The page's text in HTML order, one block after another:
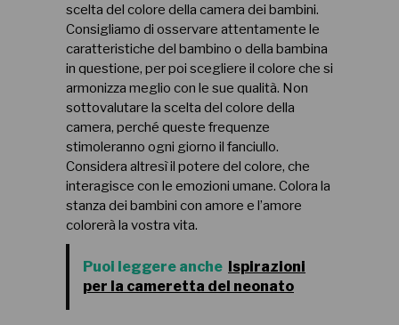
scelta del colore della camera dei bambini.
Consigliamo di osservare attentamente le
caratteristiche del bambino o della bambina
in questione, per poi scegliere il colore che si
armonizza meglio con le sue qualità. Non
sottovalutare la scelta del colore della
camera, perché queste frequenze
stimoleranno ogni giorno il fanciullo.
Considera altresì il potere del colore, che
interagisce con le emozioni umane. Colora la
stanza dei bambini con amore e l’amore
colorerà la vostra vita.
Puoi leggere anche Ispirazioni
per la cameretta del neonato